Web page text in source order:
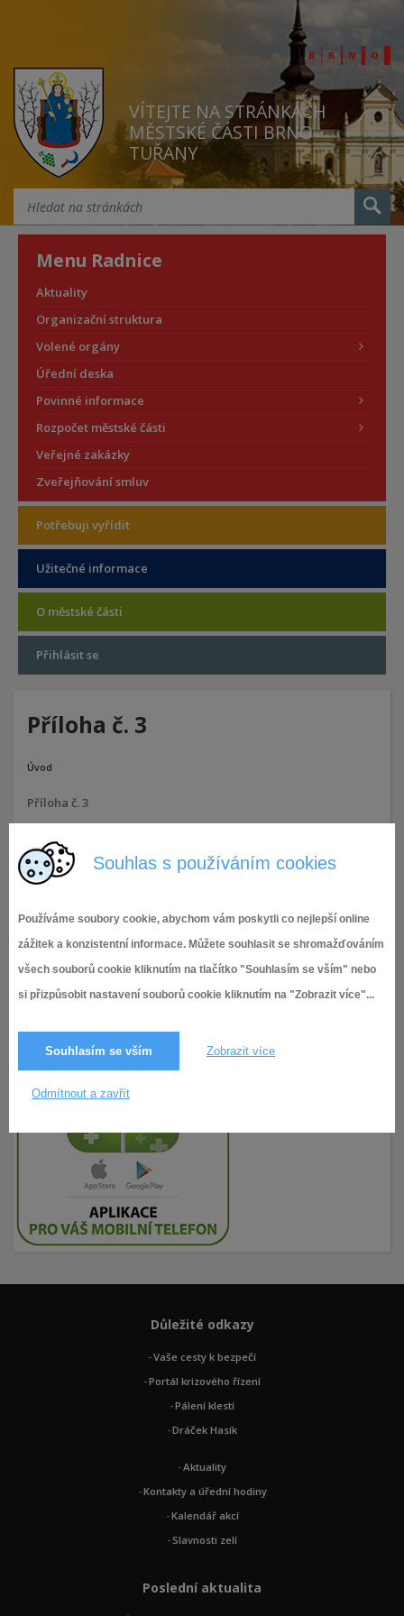
Souhlas s používáním cookies
Používáme soubory cookie, abychom vám poskytli co nejlepší online
zážitek a konzistentní informace. Můžete souhlasit se shromažďováním
všech souborů cookie kliknutím na tlačítko "Souhlasím se vším" nebo
si přizpůsobit nastavení souborů cookie kliknutím na "Zobrazit více"...
Souhlasím se vším Zobrazit více
Odmítnout a zavřít
VÍTEJTE NA STRÁNKÁCH
MĚSTSKÉ ČÁSTI BRNO
TUŘANY
Menu Radnice
Aktuality
Organizační struktura
Volené orgány
Úřední deska
Povinné informace
Rozpočet městské části
Veřejné zakázky
Zveřejňování smluv
Potřebuji vyřídit
Užitečné informace
O městské části
Přihlásit se
Příloha č. 3
Úvod
Příloha č. 3
22.3.2022
Důležité odkazy
Vaše cesty k bezpečí
Portál krizového řízení
Pálení klestí
Dráček Hasík
Aktuality
Kontakty a úřední hodiny
Kalendář akcí
Slavnosti zelí
Poslední aktualita